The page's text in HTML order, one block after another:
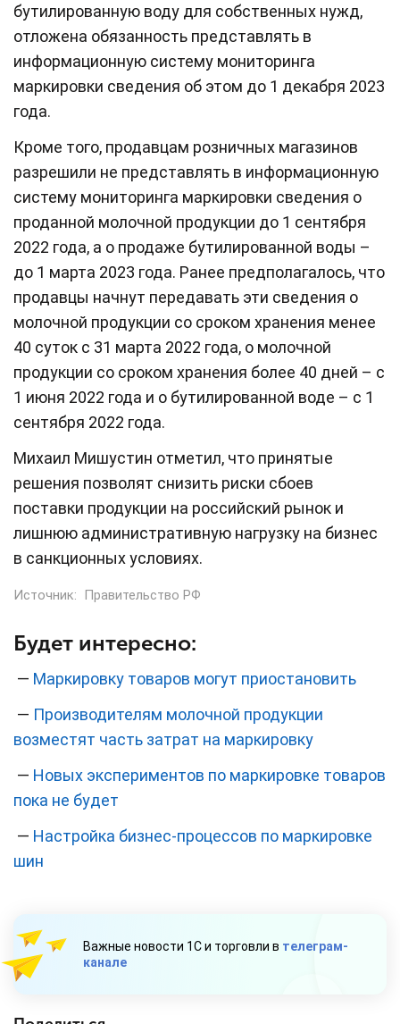
бутилированную воду для собственных нужд,
отложена обязанность представлять в
информационную систему мониторинга
маркировки сведения об этом до 1 декабря 2023
года.
Кроме того, продавцам розничных магазинов
разрешили не представлять в информационную
систему мониторинга маркировки сведения о
проданной молочной продукции до 1 сентября
2022 года, а о продаже бутилированной воды –
до 1 марта 2023 года. Ранее предполагалось, что
продавцы начнут передавать эти сведения о
молочной продукции со сроком хранения менее
40 суток с 31 марта 2022 года, о молочной
продукции со сроком хранения более 40 дней – с
1 июня 2022 года и о бутилированной воде – с 1
сентября 2022 года.
Михаил Мишустин отметил, что принятые
решения позволят снизить риски сбоев
поставки продукции на российский рынок и
лишнюю административную нагрузку на бизнес
в санкционных условиях.
Источник: Правительство РФ
Будет интересно:
— Маркировку товаров могут приостановить
— Производителям молочной продукции
возместят часть затрат на маркировку
— Новых экспериментов по маркировке товаров
пока не будет
— Настройка бизнес-процессов по маркировке
шин
Важные новости 1С и торговли в телеграм-
канале